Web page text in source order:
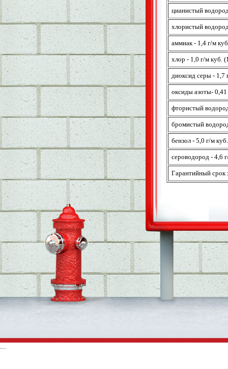
цианистый
хлористый
аммиак - 1,4 г/м
хлор - 1,0 г/м куб.
диоксид серы -
оксиды азоты-
фтористый
бромистый
бензол - 5,0 г/м
сероводород - 4,6
Гарантийный срок
...